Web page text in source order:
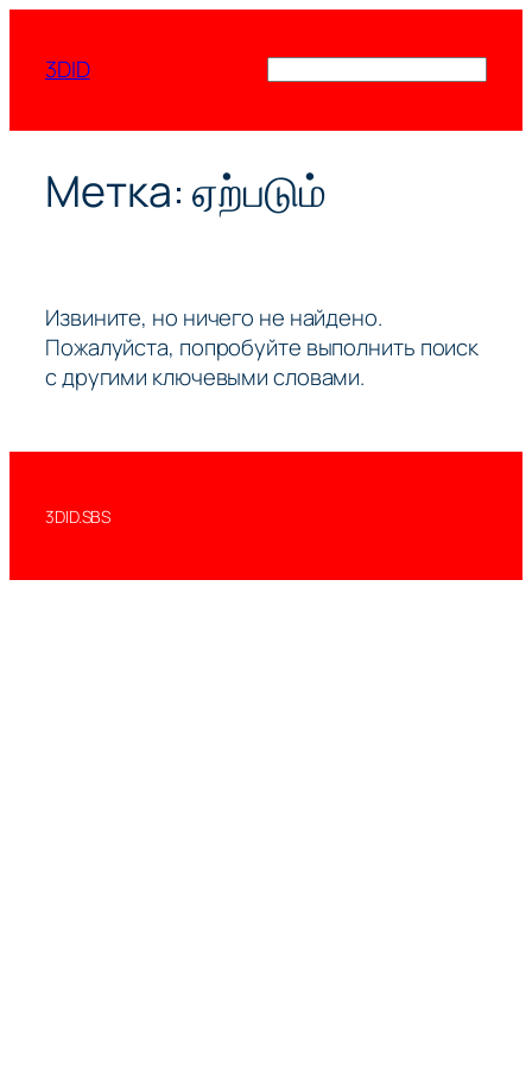
содержимому
3DID
Метка:ஏற்படும்
Извините, но ничего не найдено.
Пожалуйста, попробуйте выполнить поиск
с другими ключевыми словами.
3DID.SBS